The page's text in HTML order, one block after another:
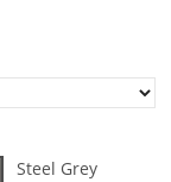
Steel Grey